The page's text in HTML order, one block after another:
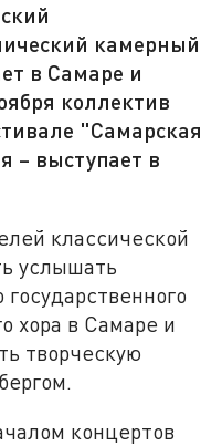
камерный
в Самаре и
коллектив
"Самарская
– выступает в
классической
услышать
хора в Самаре и
творческую
концертов